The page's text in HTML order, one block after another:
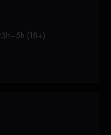
(18+).